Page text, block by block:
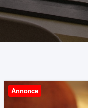
Annonce